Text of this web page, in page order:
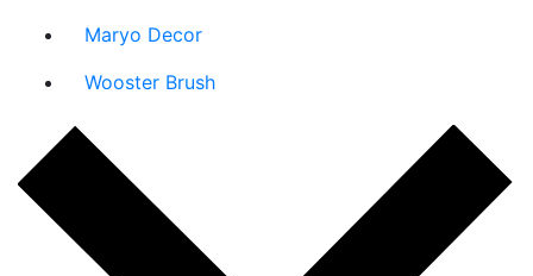
Maryo Decor
Wooster Brush